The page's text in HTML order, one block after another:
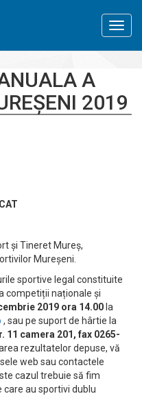
A
2019
Tineret Mureș,
Mureșeni.
sportive legal constituite
competiții naționale și
2019 ora 14.00 la
, sau pe suport de hârtie la
11 camera 201, fax 0265-
rezultatelor depuse, vă
web sau contactele
cazul trebuie să fim
au sportivi dublu